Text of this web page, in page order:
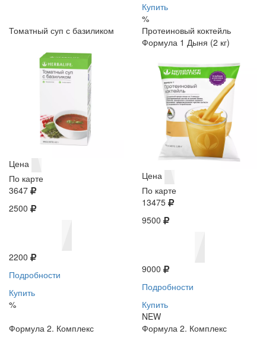
Купить
%
Томатный суп с базиликом
Цена
По карте
3647
2500
2200
Подробности
Купить
%
Протеиновый коктейль
Формула 1 Дыня (2 кг)
Цена
По карте
13475
9500
9000
Подробности
Купить
NEW
Формула 2. Комплекс
Формула 2. Комплекс